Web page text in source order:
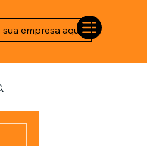
empresa aqui